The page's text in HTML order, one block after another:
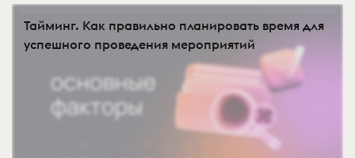
Тайминг. Как правильно планировать время для
успешного проведения мероприятий